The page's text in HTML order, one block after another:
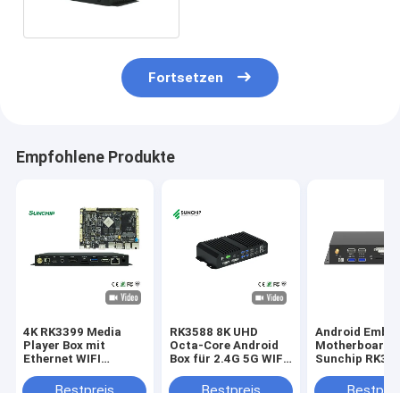
Fortsetzen
Empfohlene Produkte
4K RK3399 Media
Player Box mit
Ethernet WIFI
Unterstützung der
RK3588 8K UHD
Octa-Core Android
Box für 2.4G 5G WIFI
Dual 1000M LAN
Android
Motherboard
Sunchip
Android